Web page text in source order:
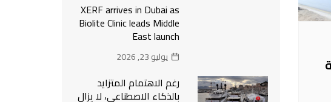
XERF arrives in Dubai as
Biolite Clinic leads Middle
East launch
يوليو 23, 2026
رغم الاهتمام المتزايد
بالذكاء الاصطناعي، لا يزال